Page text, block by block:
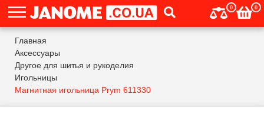
0 0
Главная
Аксессуары
Другое для шитья и рукоделия
Игольницы
Магнитная игольница Prym 611330